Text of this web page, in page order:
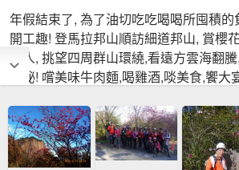
年假結束了, 為了油切吃吃喝喝所囤積
開工趣! 登馬拉邦山順訪細道邦山, 賞櫻
美人, 挑望四周群山環繞,看遠方雲海翻
奧祕! 嚐美味牛肉麵,喝雞酒,啖美食,饗